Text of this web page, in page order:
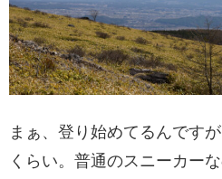
まぁ、登り始めてるんです
くらい。普通のスニーカー